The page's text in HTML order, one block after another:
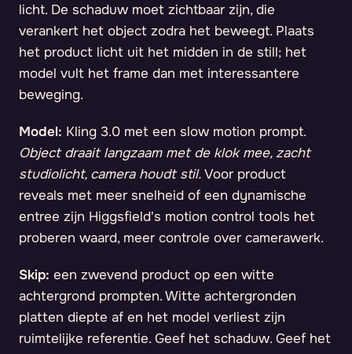
licht. De schaduw moet zichtbaar zijn, die
verankert het object zodra het beweegt. Plaats
het product licht uit het midden in de still; het
model vult het frame dan met interessantere
beweging.
Model: Kling 3.0 met een slow motion prompt.
Object draait langzaam met de klok mee, zacht
studiolicht, camera houdt stil.Voor product
reveals met meer snelheid of een dynamische
entree zijn Higgsfield's motion control tools het
proberen waard, meer controle over camerawerk.
Skip: een zwevend product op een witte
achtergrond prompten. Witte achtergronden
platten diepte af en het model verliest zijn
ruimtelijke referentie. Geef het schaduw. Geef het